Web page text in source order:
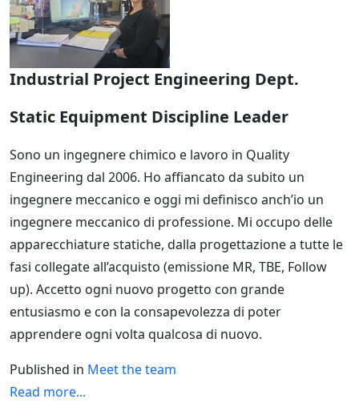
Industrial Project Engineering Dept.
Static Equipment Discipline Leader
Sono un ingegnere chimico e lavoro in Quality
Engineering dal 2006. Ho affiancato da subito un
ingegnere meccanico e oggi mi definisco anch’io un
ingegnere meccanico di professione. Mi occupo delle
apparecchiature statiche, dalla progettazione a tutte le
fasi collegate all’acquisto (emissione MR, TBE, Follow
up). Accetto ogni nuovo progetto con grande
entusiasmo e con la consapevolezza di poter
apprendere ogni volta qualcosa di nuovo.
Published in Meet the team
Read more...